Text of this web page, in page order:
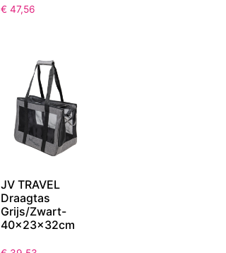
€ 47,56
JV TRAVEL
Draagtas
Grijs/Zwart-
40x23x32cm